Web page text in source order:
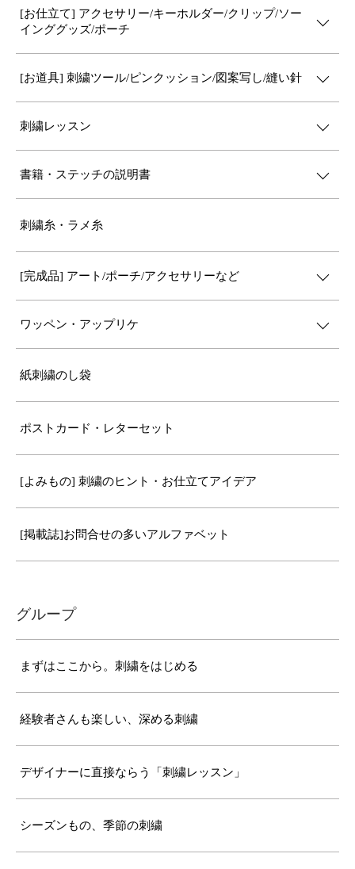
[お仕立て] アクセサリー/キーホルダー/クリップ/ソー
インググッズ/ポーチ
[お道具] 刺繍ツール/ピンクッション/図案写し/縫い針
刺繍レッスン
書籍・ステッチの説明書
刺繍糸・ラメ糸
[完成品] アート/ポーチ/アクセサリーなど
ワッペン・アップリケ
紙刺繍のし袋
ポストカード・レターセット
[よみもの] 刺繍のヒント・お仕立てアイデア
[掲載誌]お問合せの多いアルファベット
グループ
まずはここから。刺繍をはじめる
経験者さんも楽しい、深める刺繍
デザイナーに直接ならう「刺繍レッスン」
シーズンもの、季節の刺繍